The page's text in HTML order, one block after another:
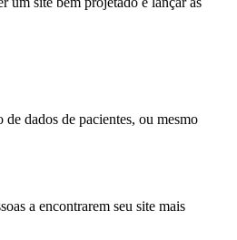
dados de pacientes, ou mesmo
a encontrarem seu site mais